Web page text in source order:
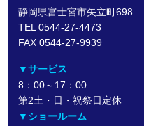
静岡県富士宮市矢立町698
TEL 0544-27-4473
FAX 0544-27-9939
▼サービス
8：00～17：00
第2土・日・祝祭日定休
▼ショールーム